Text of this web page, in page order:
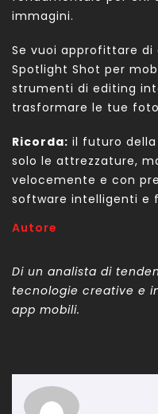
immagini.
Se vuoi approfittare di
Spotlight Shot per
strumenti di editing
trasformare le tue
Ricorda: il futuro
solo le attrezzature,
velocemente e con
software intelligenti e
Autore
Di un analista di
tecnologie creative e
app mobili.